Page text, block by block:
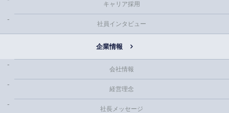
キャリア採用
社員インタビュー
企業情報
会社情報
経営理念
社長メッセージ